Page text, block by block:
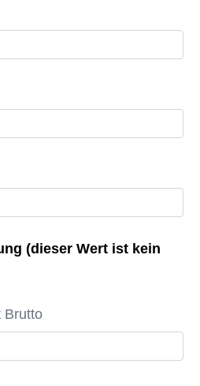
(dieser Wert ist kein
Brutto